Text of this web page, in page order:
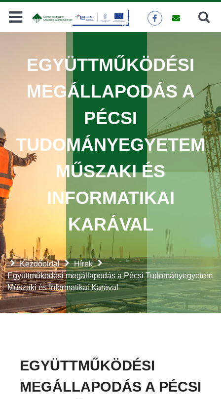
Keresés
Kezdőoldal
Hírek
Együttműködési megállapodás a Pécsi Tudományegyetem
Műszaki és Informatikai Karával
EGYÜTTMŰKÖDÉSI
MEGÁLLAPODÁS A
PÉCSI
TUDOMÁNYEGYETEM
MŰSZAKI ÉS
INFORMATIKAI
KARÁVAL
EGYÜTTMŰKÖDÉSI
MEGÁLLAPODÁS A PÉCSI